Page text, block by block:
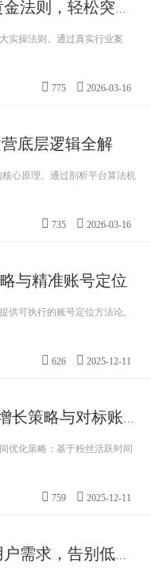
美业短视频爆款密码：揭秘吐槽类视频3大黄金法则，轻松突破百万
实操法则。通过真实行业案
775 2026-03-16
底层逻辑全解
心原理。通过剖析平台算法机
735 2026-03-16
与精准账号定位
供可执行的账号定位方法论。
626 2025-12-11
短视频发布时间终极攻略：数据驱动的流量增长策略与对标账号分析
优化策略：基于粉丝活跃时间
759 2025-12-11
短视频流量焦虑怎么办？3招教你精准抓住用户需求，告别低播放量